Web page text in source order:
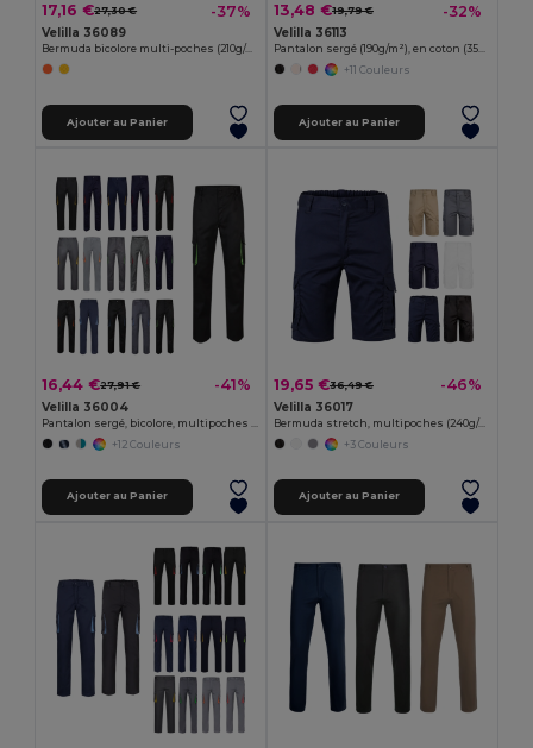
17,16 €27,30 € -37%
Velilla 36089
Bermuda bicolore multi-poches (210g/m²), en coton (20%) et polyester (80%)
Ajouter au Panier
13,48 €19,79 € -32%
Velilla 36113
Pantalon sergé (190g/m²), en coton (35%) et polyester (65%)
+11 Couleurs
Ajouter au Panier
16,44 €27,91 € -41%
Velilla 36004
+12 Couleurs
Ajouter au Panier
19,65 €36,49 € -46%
Velilla 36017
Bermuda stretch, multipoches (240g/m²), en coton (46%), EME (38%) et polyester (16%)
+3 Couleurs
Ajouter au Panier